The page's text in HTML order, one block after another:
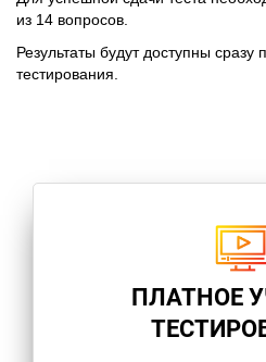
из 14 вопросов.
Результаты будут доступны сразу
тестирования.
ПЛАТНОЕ